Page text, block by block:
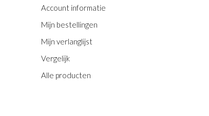
Account informatie
Mijn bestellingen
Mijn verlanglijst
Vergelijk
Alle producten